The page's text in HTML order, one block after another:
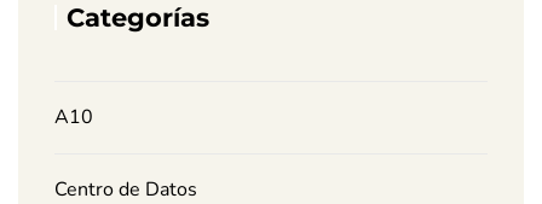
Categorías
A10
Centro de Datos